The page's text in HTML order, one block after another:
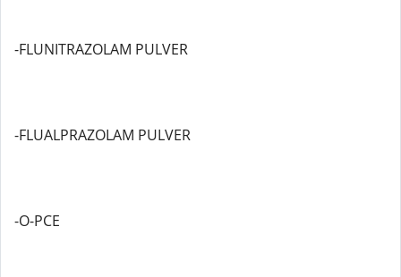
-FLUNITRAZOLAM PULVER
-FLUALPRAZOLAM PULVER
-O-PCE